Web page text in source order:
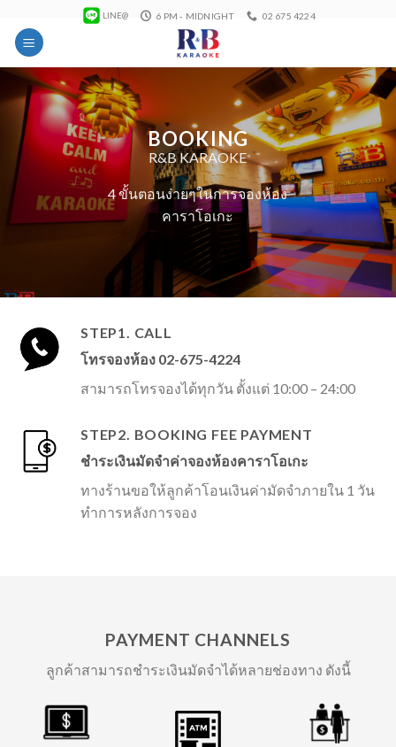
content
LINE@ 6 PM - MIDNIGHT 02 675 4224
BOOKING
R&B KARAOKE
4 ขั้นตอนง่ายๆในการจองห้อง
คาราโอเกะ
STEP1. CALL
โทรจองห้อง 02-675-4224
สามารถโทรจองได้ทุกวัน ตั้งแต่ 10:00 – 24:00
STEP2. BOOKING FEE PAYMENT
ชำระเงินมัดจำค่าจองห้องคาราโอเกะ
ทางร้านขอให้ลูกค้าโอนเงินค่ามัดจำภายใน 1 วัน
ทำการหลังการจอง
PAYMENT CHANNELS
ลูกค้าสามารถชำระเงินมัดจำได้หลายช่องทาง ดังนี้